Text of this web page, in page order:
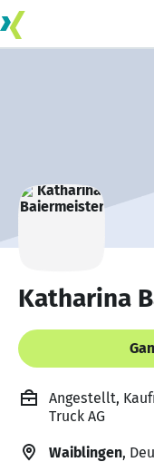
Katharina
Angestellt,
Truck AG
Waiblingen,